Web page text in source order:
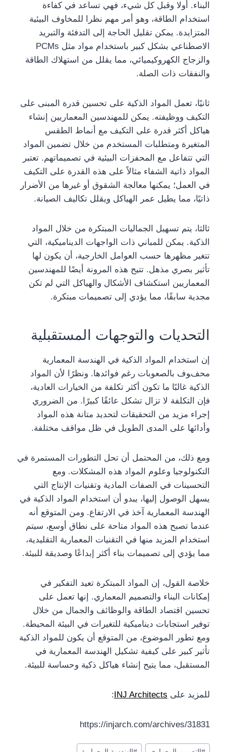
البناء. أولا وقبل كل شيء، فهي تساعد في كفاءة
استخدام الطاقة، وهو أمر مهم نظرا للمخاوف البيئية
المتزايدة. يمكن تقليل الحاجة إلى التدفئة والتبريد
الاصطناعي بشكل كبير باستخدام مواد مثل PCMs
والزجاج الكهروكيميائي، مما يقلل من استهلاك الطاقة
والنفقات ذات الصلة.
ثانيًا، تعمل المواد الذكية على تحسين قدرة المبنى على
التكيف ووظيفته. يمكن للمهندسين المعماريين إنشاء
هياكل أكثر قدرة على التكيف مع أنماط الطقس
المتغيرة ومتطلبات المستخدم من خلال تضمين المواد
التي تتفاعل مع المحفزات البيئية في تصميماتهم. تعتبر
المواد ذاتية الشفاء مثالاً على هذه القدرة على التكيف
في العمل؛ يمكنها معالجة الشقوق أو غيرها من الأضرار
ذاتيًا، مما يطيل عمر الهياكل ويقلل تكاليف الصيانة.
ثالثا، يتم تسهيل الجماليات المبتكرة من خلال المواد
الذكية. يمكن للمباني ذات الواجهات الديناميكية، التي
تتغير مظهرها حسب العوامل الخارجية، أن يكون لها
تأثير بصري مذهل. تتيح هذه المرونة أيضًا للمهندسين
المعماريين استكشاف الأشكال والهياكل التي لم تكن
مجدية سابقًا، مما يؤدي إلى تصميمات مبتكرة.
التحديات والتوجهات المستقبلية
إن استخدام المواد الذكية في الهندسة المعمارية
محفوف بالصعوبات رغم فوائدها. ونظرًا لأن المواد
الذكية غالبًا ما تكون أكثر تكلفة من الخيارات العادية،
فإن التكلفة لا تزال تشكل عائقًا كبيرًا. من الضروري
إجراء مزيد من التحقيقات لتحديد متانة هذه المواد
وأدائها على المدى الطويل في ظل مواقف مختلفة.
ومع ذلك، من المحتمل أن تحل التطورات المستمرة في
التكنولوجيا وعلوم المواد هذه المشكلات. ومع
التحسينات في الصفات المادية وتقنيات الإنتاج التي
يسهل الوصول إليها، يبدو أن استخدام المواد الذكية في
الهندسة المعمارية آخذ في الارتفاع. ومن المتوقع أنه
عندما تصبح هذه المواد متاحة على نطاق أوسع، سيتم
استخدام المزيد منها في التقنيات المعمارية التقليدية،
مما يؤدي إلى تصميمات بناء أكثر إبداعًا وصديقة للبيئة.
خلاصة القول، إن المواد المبتكرة تعيد التفكير في
إمكانات البناء والتصميم المعماري. إنها تعمل على
تحسين اقتصاد الطاقة والوظائف والجمال من خلال
توفير استجابات ديناميكية للتغيرات في البيئة المحيطة.
ومع تطور الموضوع، من المتوقع أن يكون للمواد الذكية
تأثير كبير على كيفية تشكيل الهندسة المعمارية في
المستقبل، مما يتيح إنشاء هياكل ذكية وحساسة للبيئة.
للمزيد على INJ Architects
:
https://injarch.com/archives/31831
وسوم